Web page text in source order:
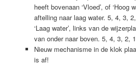
heeft bovenaan ‘Vloed’, of ‘Hoog
aftelling naar laag water. 5, 4, 3,
‘Laag water’, links van de
van onder naar boven. 5, 4, 3, 2,
Nieuw mechanisme in de klok
is af!